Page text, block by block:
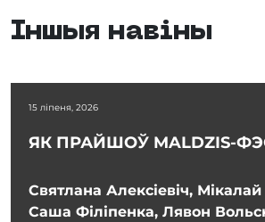
Іншыя навіны
15 ліпеня, 2026
ЯК ПРАЙШОЎ MALDZIS-
Святлана Алексіевіч, Мікалай
Саша Філіпенка, Лявон